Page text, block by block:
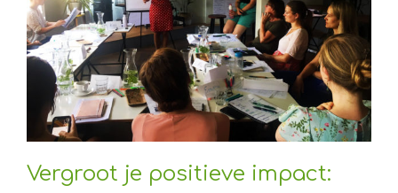
Vergroot je positieve impact: